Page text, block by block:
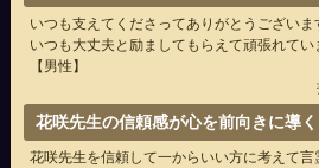
いつも支えてくださってありがとうございま
いつも大丈夫と励ましてもらえて頑張れてい
【男性】
花咲先生の信頼感が心を前向きに導く
花咲先生を信頼して一からいい方に考えて言